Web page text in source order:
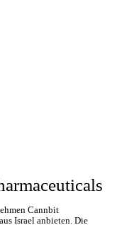
Cannbit
Israel anbieten. Die